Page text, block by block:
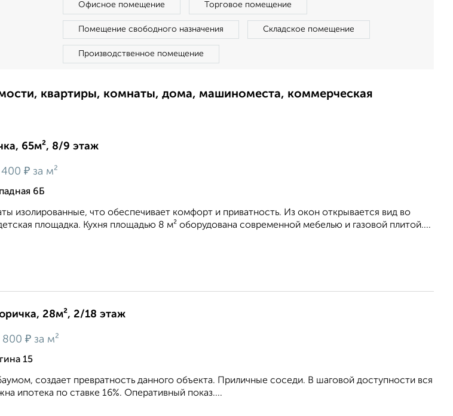
Офисное помещение Торговое помещение
Помещение свободного назначения Складское помещение
Производственное помещение
квартиры, комнаты, дома, машиноместа, коммерческая
65м², 8/9 этаж
400 ₽ за м²
6Б
изолированные, что обеспечивает комфорт и приватность. Из окон открывается вид во
площадка. Кухня площадью 8 м² оборудована современной мебелью и газовой плитой....
28м², 2/18 этаж
800 ₽ за м²
15
создает превратность данного объекта. Приличные соседи. В шаговой доступности вся
ипотека по ставке 16%. Оперативный показ....